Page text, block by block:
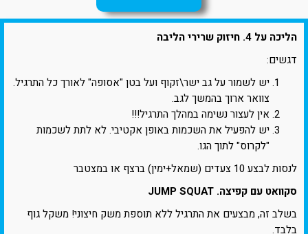
הליכה על 4. חיזוק שרירי הליבה
דגשים:
יש לשמור על גב ישר\זקוף ועל בטן "אסופה" לאורך כל התרגיל.
צוואר ארוך בהמשך לגב.
אין לעצור נשימה במהלך התרגיל!!!
יש להפעיל את השכמות באופן אקטיבי. לא לתת לשכמות
"לקרוס" לתוך הגו.
לנסות לבצע 10 צעדים (שמאל+ימין) ברצף או במצטבר
סקוואט עם קפיצה. JUMP SQUAT
בשלב זה, מבצעים את התרגיל ללא תוספת משק חיצוני! משקל גוף
בלבד.